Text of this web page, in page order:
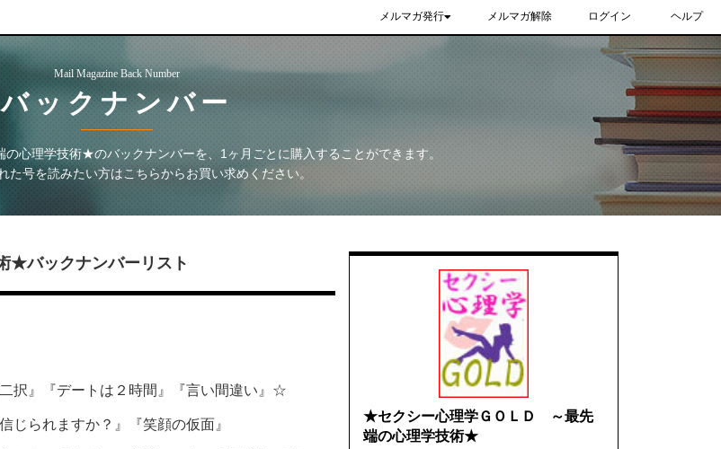
メルマガ発行 メルマガ解除 ログイン ヘルプ
Mail Magazine Back Number
バックナンバー
の心理学技術★のバックナンバーを、1ヶ月ごとに購入することができます。
た号を読みたい方はこちらからお買い求めください。
★バックナンバーリスト
』『デートは２時間』『言い間違い』☆
じられますか？』『笑顔の仮面』
★セクシー心理学ＧＯＬＤ ～最先
端の心理学技術★